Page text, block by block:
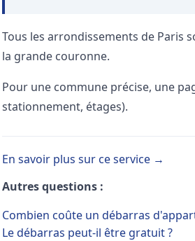
Tous les arrondissements de Paris
la grande couronne.
Pour une commune précise, une
stationnement, étages).
En savoir plus sur ce service →
Autres questions :
Combien coûte un débarras
Le débarras peut-il être gratuit ?